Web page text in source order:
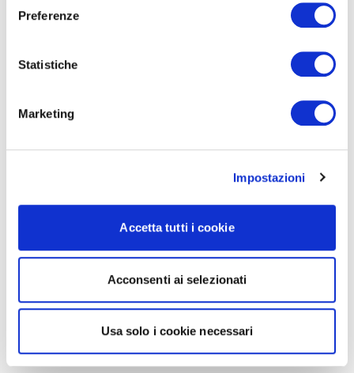
Preferenze
Statistiche
Marketing
Impostazioni
Accetta tutti i cookie
Acconsenti ai selezionati
Usa solo i cookie necessari